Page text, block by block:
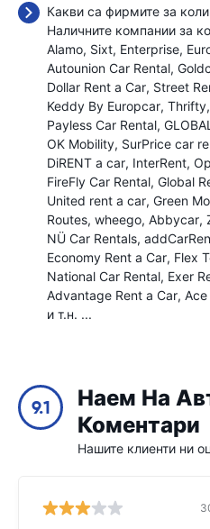
Какви са фирмите за
Наличните компании за
Alamo Sixt Enterprise
Autounion Car Rental
Dollar Rent a Car Street
Keddy By Europcar Thrifty
Payless Car Rental
OK Mobility SurPrice car
DiRENT a car InterRent
FireFly Car Rental Global
United rent a car Green
Routes wheego Abbycar
NÜ Car Rentals
Economy Rent a Car Flex
National Car Rental Exer
Advantage Rent a Car Ace
и т.н. ...
9.1
Наем На
Коментари
Нашите клиенти ни